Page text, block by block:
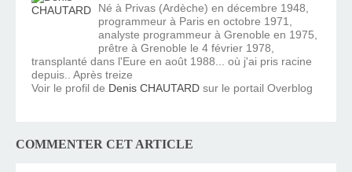
Né à Privas (Ardèche) en décembre 1948,
programmeur à Paris en octobre 1971,
analyste programmeur à Grenoble en 1975,
prêtre à Grenoble le 4 février 1978,
transplanté dans l'Eure en août 1988... où j'ai pris racine
depuis.. Après treize
Voir le profil de Denis CHAUTARD sur le portail Overblog
COMMENTER CET ARTICLE